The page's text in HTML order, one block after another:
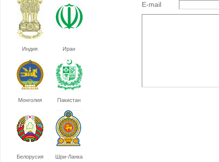
Индия Иран
Монголия Пакистан
Белорусия Шри-Ланка
E-mail